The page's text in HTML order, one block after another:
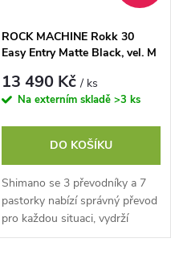
ROCK MACHINE Rokk 30
Easy Entry Matte Black, vel. M
13 490 Kč/ ks
Na externím skladě >3 ks
DO KOŠÍKU
Shimano se 3 převodníky a 7
pastorky nabízí správný převod
pro každou situaci, vydrží
dlouho správně fungovat bez